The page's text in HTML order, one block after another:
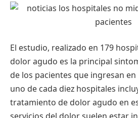
El estudio, realizado en 179
dolor agudo es la principal
de los pacientes que ingresan
uno de cada diez hospitales
tratamiento de dolor agudo en